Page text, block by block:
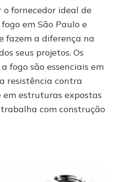
galvanizado
em
São
Paulo:
guia
para
escolher
fornecedor
o fornecedor ideal de
em São Paulo e
fazem a diferença na
seus projetos. Os
fogo são essenciais em
resistência contra
em estruturas expostas
com construção